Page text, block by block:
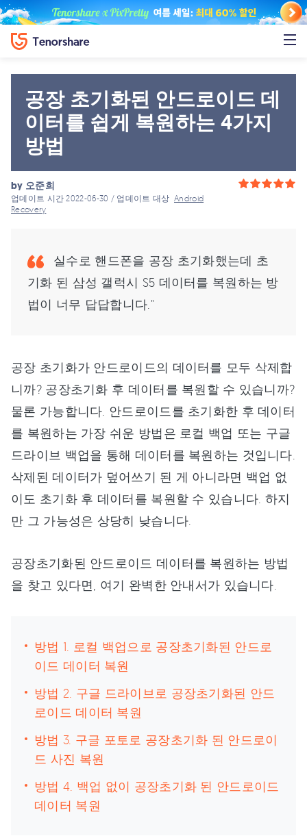
공장 초기화된 안드로이드 데
이터를 쉽게 복원하는 4가지
방법
by 오준희
업데이트 시간 2022-06-30 / 업데이트 대상Android
Recovery
실수로 핸드폰을 공장 초기화했는데 초
기화 된 삼성 갤럭시 S5 데이터를 복원하는 방
법이 너무 답답합니다."
공장 초기화가 안드로이드의 데이터를 모두 삭제합
니까? 공장초기화 후 데이터를 복원할 수 있습니까?
물론 가능합니다. 안드로이드를 초기화한 후 데이터
를 복원하는 가장 쉬운 방법은 로컬 백업 또는 구글
드라이브 백업을 통해 데이터를 복원하는 것입니다.
삭제된 데이터가 덮어쓰기 된 게 아니라면 백업 없
이도 초기화 후 데이터를 복원할 수 있습니다. 하지
만 그 가능성은 상당히 낮습니다.
공장초기화된 안드로이드 데이터를 복원하는 방법
을 찾고 있다면, 여기 완벽한 안내서가 있습니다.
방법 1. 로컬 백업으로 공장초기화된 안드로
이드 데이터 복원
방법 2. 구글 드라이브로 공장초기화된 안드
로이드 데이터 복원
방법 3. 구글 포토로 공장초기화 된 안드로이
드 사진 복원
방법 4. 백업 없이 공장초기화 된 안드로이드
데이터 복원